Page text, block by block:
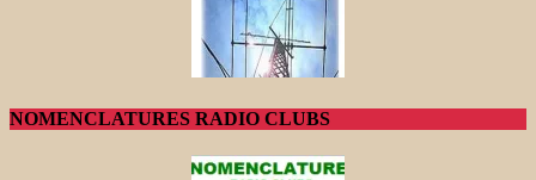
NOMENCLATURES RADIO CLUBS